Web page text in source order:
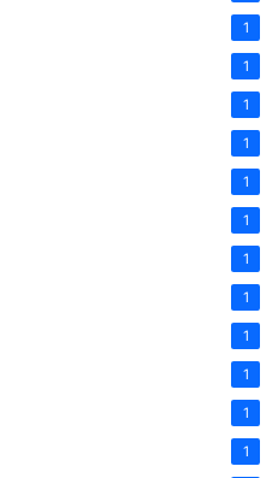
1
1
1
1
1
1
1
1
1
1
1
1